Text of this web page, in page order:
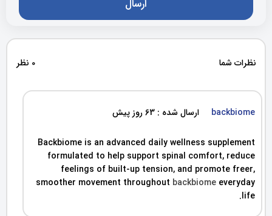
نظرات شما 0 نظر
backbiome ارسال شده : 63 روز پیش
Backbiome is an advanced daily wellness supplement
formulated to help support spinal comfort, reduce
feelings of built-up tension, and promote freer,
smoother movement throughout backbiome everyday
life.